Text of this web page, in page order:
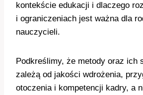
kontekście edukacji i dlaczego
i ograniczeniach jest ważna dla
nauczycieli.
Podkreślimy, że metody oraz ich
zależą od jakości wdrożenia,
otoczenia i kompetencji kadry, a